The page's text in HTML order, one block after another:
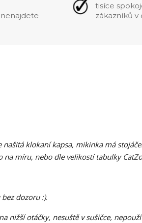
tisíce
zákazníků v
klokaní kapsa, mikinka má
míru, nebo dle velikostí tabulky
dozoru :).
nižší otáčky, nesuště v sušičce,